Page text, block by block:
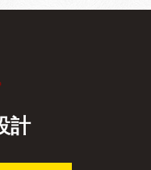
元操作 sqlcmd -S ＜
料庫IP位置-在這是本機
稱得路徑與檔案名稱
-之後系統將會把資料庫
，若有相關疑問也歡迎
計